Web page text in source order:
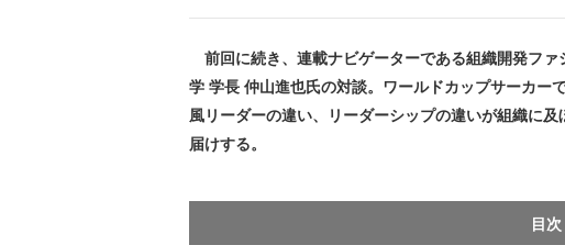
前回に続き、連載ナビゲーターである組織開発フ
学 学長 仲山進也氏の対談。ワールドカップサーカー
風リーダーの違い、リーダーシップの違いが組織に
届けする。
目次